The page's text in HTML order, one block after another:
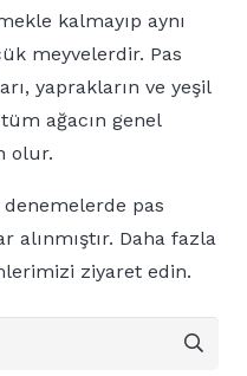
kalmayıp aynı
meyvelerdir. Pas
yaprakların ve yeşil
ağacın genel
olur.
pas
alınmıştır. Daha fazla
ziyaret edin.